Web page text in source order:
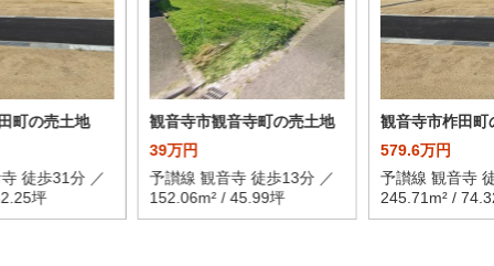
町の売土地
徒歩31分 ／
坪
観音寺市観音寺町の売土地
39万円
予讃線 観音寺 徒歩13分 ／
152.06m² / 45.99坪
観音寺市柞田町
579.6万円
予讃線 観音寺
245.71m² /